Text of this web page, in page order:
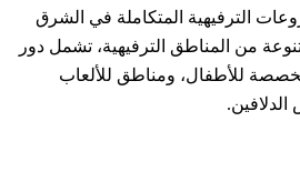
الترفيهية المتكاملة في الشرق
من المناطق الترفيهية، تشمل دور
للأطفال، ومناطق للألعاب